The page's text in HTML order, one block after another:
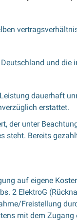
und die
dauerhaft
erstattet.
der unter
steht. Bereits
auf eigene
2 ElektroG
Freistellung
mit dem